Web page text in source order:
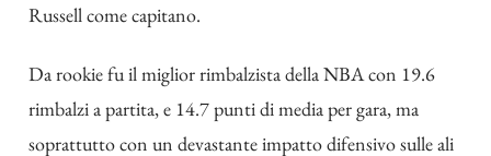
Russell come capitano.
Da rookie fu il miglior rimbalzista della NBA con 19.6
rimbalzi a partita, e 14.7 punti di media per gara, ma
soprattutto con un devastante impatto difensivo sulle ali